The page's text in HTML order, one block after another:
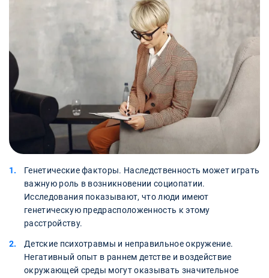
Генетические факторы. Наследственность может играть
важную роль в возникновении социопатии.
Исследования показывают, что люди имеют
генетическую предрасположенность к этому
расстройству.
Детские психотравмы и неправильное окружение.
Негативный опыт в раннем детстве и воздействие
окружающей среды могут оказывать значительное